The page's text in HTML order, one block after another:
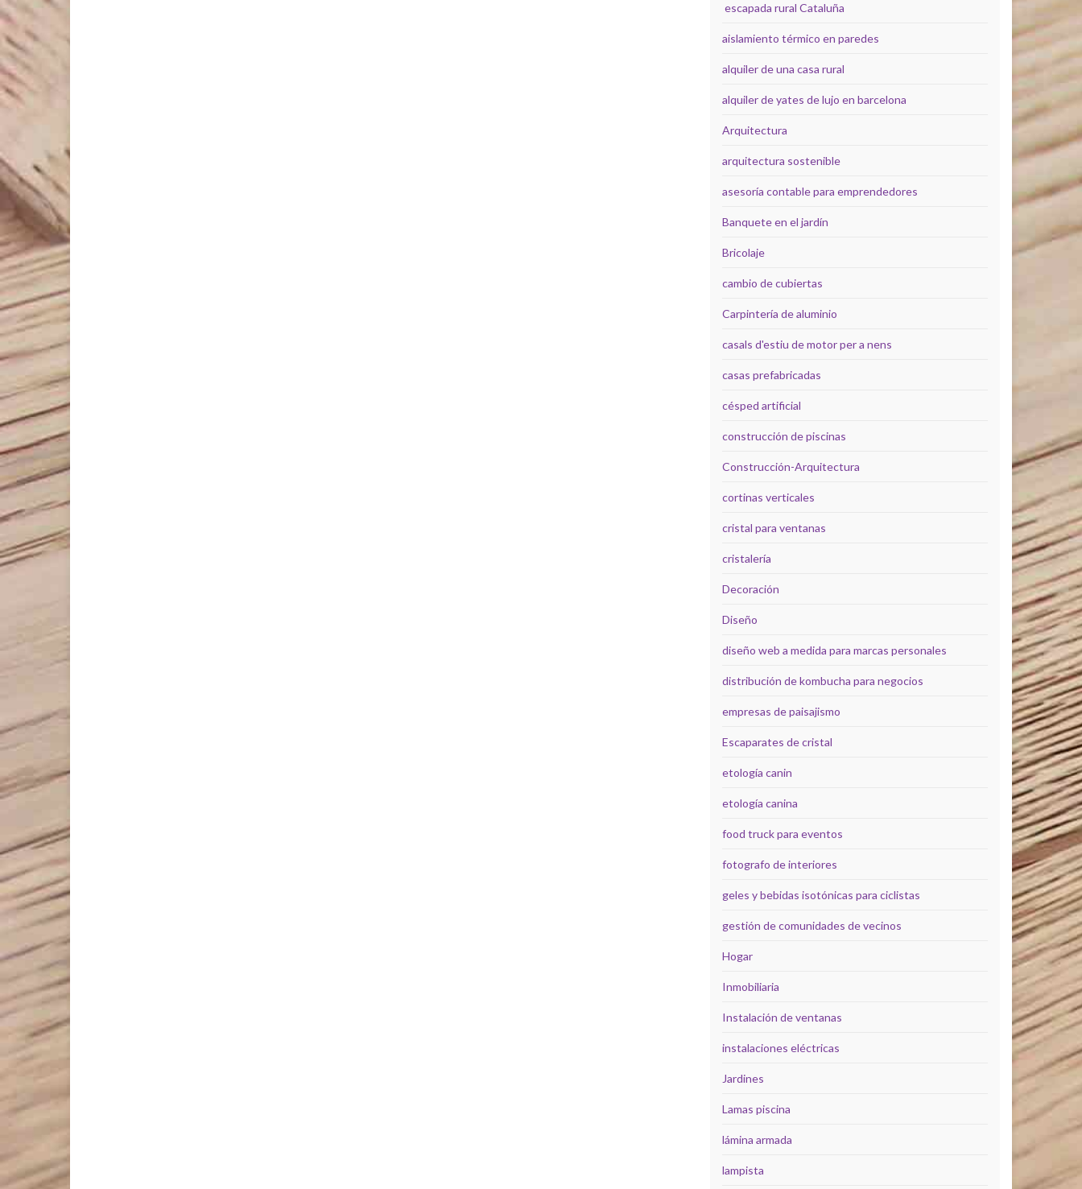
escapada rural Cataluña
aislamiento térmico en paredes
alquiler de una casa rural
alquiler de yates de lujo en barcelona
Arquitectura
arquitectura sostenible
asesoría contable para emprendedores
Banquete en el jardín
Bricolaje
cambio de cubiertas
Carpintería de aluminio
casals d'estiu de motor per a nens
casas prefabricadas
césped artificial
construcción de piscinas
Construcción-Arquitectura
cortinas verticales
cristal para ventanas
cristalería
Decoración
Diseño
diseño web a medida para marcas personales
distribución de kombucha para negocios
empresas de paisajismo
Escaparates de cristal
etología canin
etología canina
food truck para eventos
fotografo de interiores
geles y bebidas isotónicas para ciclistas
gestión de comunidades de vecinos
Hogar
Inmobiliaria
Instalación de ventanas
instalaciones eléctricas
Jardines
Lamas piscina
lámina armada
lampista